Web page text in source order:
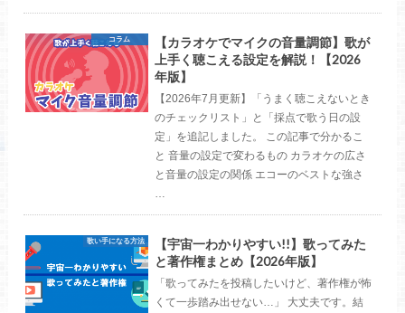
コラム
【カラオケでマイクの音量調節】歌が
上手く聴こえる設定を解説！【2026
年版】
【2026年7月更新】「うまく聴こえないとき
のチェックリスト」と「採点で歌う日の設
定」を追記しました。 この記事で分かるこ
と 音量の設定で変わるもの カラオケの広さ
と音量の設定の関係 エコーのベストな強さ
歌い手になる方法
【宇宙一わかりやすい!!】歌ってみた
と著作権まとめ【2026年版】
「歌ってみたを投稿したいけど、著作権が怖
くて一歩踏み出せない…」 大丈夫です。結